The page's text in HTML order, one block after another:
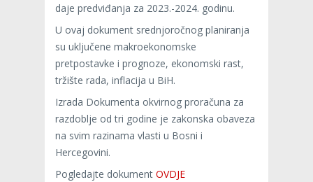
daje predviđanja za 2023.-2024. godinu.
U ovaj dokument srednjoročnog planiranja
su uključene makroekonomske
pretpostavke i prognoze, ekonomski rast,
tržište rada, inflacija u BiH.
Izrada Dokumenta okvirnog proračuna za
razdoblje od tri godine je zakonska obaveza
na svim razinama vlasti u Bosni i
Hercegovini.
Pogledajte dokument OVDJE